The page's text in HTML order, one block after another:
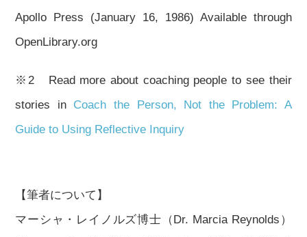
Apollo Press (January 16, 1986) Available through
OpenLibrary.org
※2 Read more about coaching people to see their
stories in Coach the Person, Not the Problem: A
Guide to Using Reflective Inquiry
【筆者について】
マーシャ・レイノルズ博士（Dr. Marcia Reynolds）